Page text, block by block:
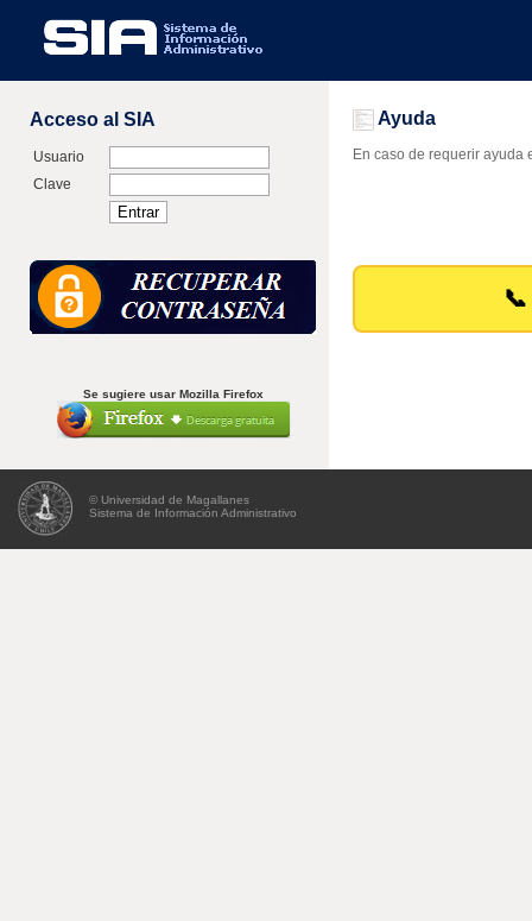
Acceso al SIA
Usuario
Clave
Se sugiere usar Mozilla Firefox
Ayuda
En caso de requerir ayuda
© Universidad de Magallanes
Sistema de Información Administrativo